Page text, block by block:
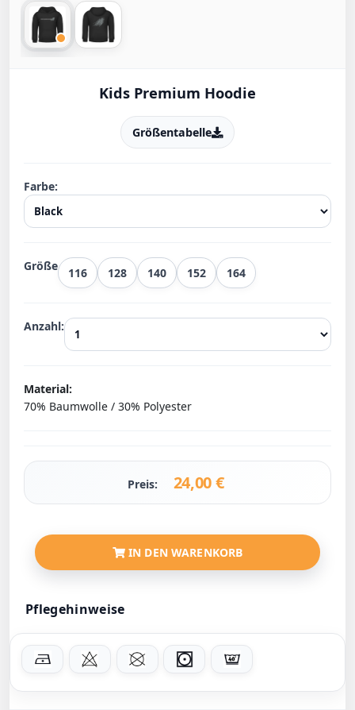
Kids Premium Hoodie
Größentabelle
Farbe:
Größe 116 128 140 152 164
Anzahl:
Material:
70% Baumwolle / 30% Polyester
Preis: 24,00€
IN DEN WARENKORB
Pflegehinweise